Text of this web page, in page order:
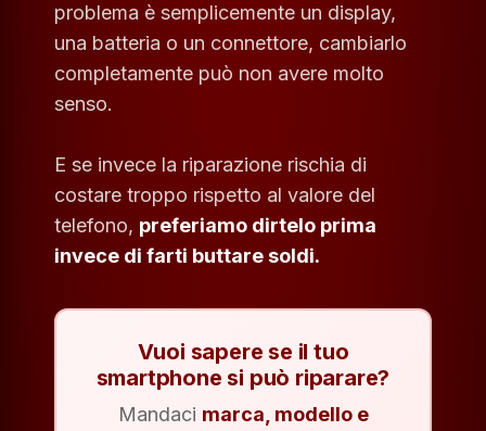
problema è semplicemente un display,
una batteria o un connettore, cambiarlo
completamente può non avere molto
senso.
E se invece la riparazione rischia di
costare troppo rispetto al valore del
telefono, preferiamo dirtelo prima
invece di farti buttare soldi.
Vuoi sapere se il tuo
smartphone si può riparare?
Mandaci marca, modello e